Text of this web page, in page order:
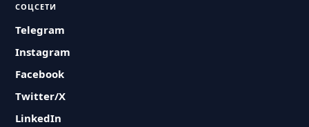
СОЦСЕТИ
Telegram
Instagram
Facebook
Twitter/X
LinkedIn